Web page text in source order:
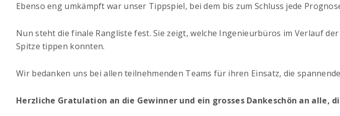
Ebenso eng umkämpft war unser Tippspiel, bei dem bis zum Schluss jede
Nun steht die finale Rangliste fest. Sie zeigt, welche Ingenieurbüros im Verlauf
Spitze tippen konnten.
Wir bedanken uns bei allen teilnehmenden Teams für ihren Einsatz, die
Herzliche Gratulation an die Gewinner und ein grosses Dankeschön an alle,